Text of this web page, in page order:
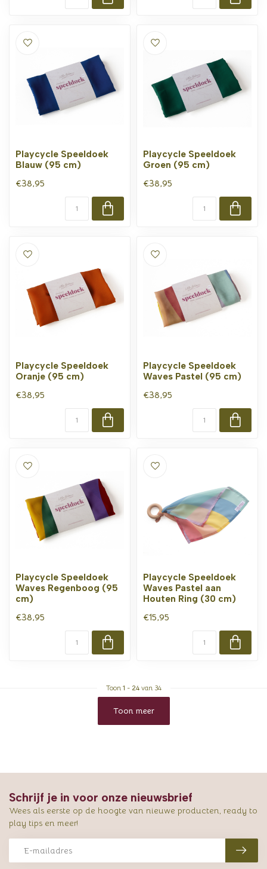
Playcycle Speeldoek
Blauw (95 cm)
€38,95
Playcycle Speeldoek
Groen (95 cm)
€38,95
Playcycle Speeldoek
Oranje (95 cm)
€38,95
Playcycle Speeldoek
Waves Pastel (95 cm)
€38,95
Playcycle Speeldoek
Waves Regenboog (95
cm)
€38,95
Playcycle Speeldoek
Waves Pastel aan
Houten Ring (30 cm)
€15,95
Toon 1 - 24van 34
Toon meer
Schrijf je in voor onze nieuwsbrief
Wees als eerste op de hoogte van nieuwe producten, ready to
play tips en meer!